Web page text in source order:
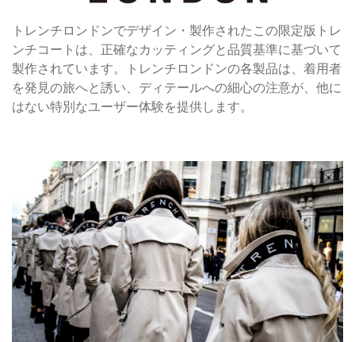
トレンチロンドンでデザイン・製作されたこの限定版トレ
ンチコートは、正確なカッティングと品質基準に基づいて
製作されています。トレンチロンドンの各製品は、着用者
を発見の旅へと誘い、ディテールへの細心の注意が、他に
はない特別なユーザー体験を提供します。